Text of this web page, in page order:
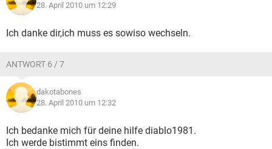
28. April 2010 um 12:29
Ich danke dir,ich muss es sowiso wechseln.
ANTWORT 6 / 7
dakotabones
28. April 2010 um 12:32
Ich bedanke mich für deine hilfe diablo1981.
Ich werde bistimmt eins finden.